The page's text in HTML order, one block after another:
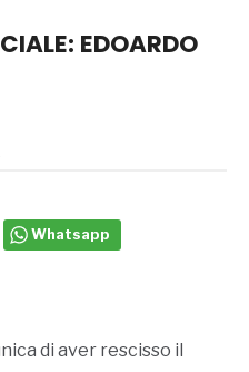
EDOARDO
Whatsapp
di aver rescisso il